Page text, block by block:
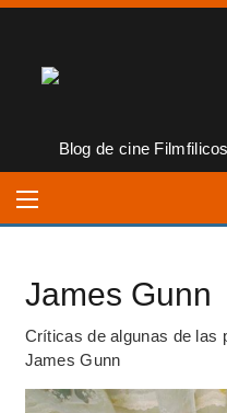
James Gunn
Críticas de algunas de las
James Gunn